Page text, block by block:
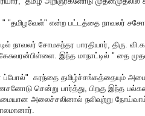
"தமிழவேள்" என்ற பட்டத்தை நாவலர்
நாவலர் சோமசுந்தர பாரதியார், திரு.
இந்த மாநாட்டில் " தை
ப்போல்" கரந்தை தமிழ்ச்சங்கத்தையும்
சென்று பார்த்து, பிறகு இந்த
அலைச்சலினால் நலிவுற்று